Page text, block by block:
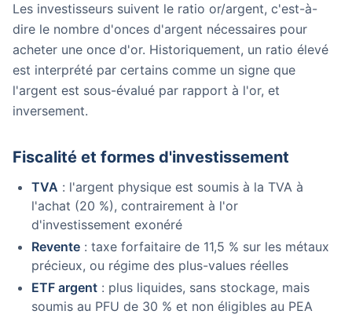
Les investisseurs suivent le ratio or/argent, c'est-à-
dire le nombre d'onces d'argent nécessaires pour
acheter une once d'or. Historiquement, un ratio élevé
est interprété par certains comme un signe que
l'argent est sous-évalué par rapport à l'or, et
inversement.
Fiscalité et formes d'investissement
TVA : l'argent physique est soumis à la TVA à
l'achat (20 %), contrairement à l'or
d'investissement exonéré
Revente : taxe forfaitaire de 11,5 % sur les métaux
précieux, ou régime des plus-values réelles
ETF argent : plus liquides, sans stockage, mais
soumis au PFU de 30 % et non éligibles au PEA